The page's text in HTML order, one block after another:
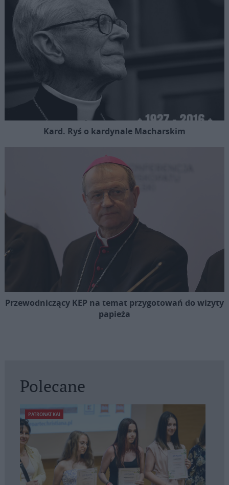
Kard. Ryś o kardynale Macharskim
Przewodniczący KEP na temat przygotowań do wizyty
papieża
Polecane
PATRONAT KAI